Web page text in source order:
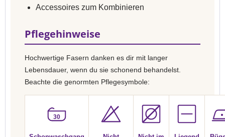
Accessoires zum Kombinieren
Pflegehinweise
Hochwertige Fasern danken es dir mit langer
Lebensdauer, wenn du sie schonend behandelst.
Beachte die genormten Pflegesymbole:
30